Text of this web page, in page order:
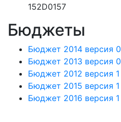
152D0157
Бюджеты
Бюджет 2014 версия 0
Бюджет 2013 версия 0
Бюджет 2012 версия 1
Бюджет 2015 версия 1
Бюджет 2016 версия 1